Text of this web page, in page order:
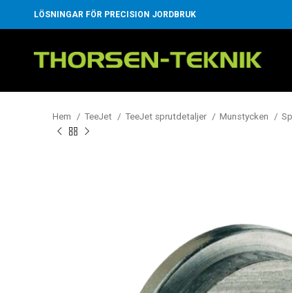
LÖSNINGAR FÖR PRECISION JORDBRUK
Hem TeeJet TeeJet sprutdetaljer Munstycken